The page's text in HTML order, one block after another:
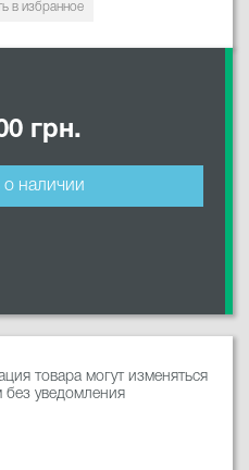
в избранное
грн.
Сообщить о наличии
товара могут изменяться
без уведомления